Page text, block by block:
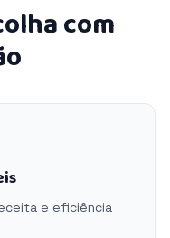
com
e eficiência